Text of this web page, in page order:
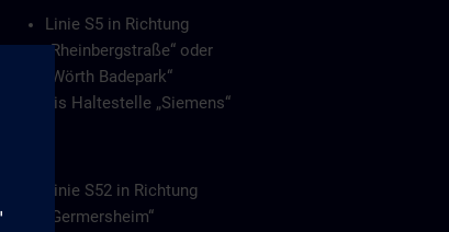
Linie S5 in Richtung
„Rheinbergstraße“ oder
„Wörth Badepark“
bis Haltestelle „Siemens“
Linie S52 in Richtung
„Germersheim“